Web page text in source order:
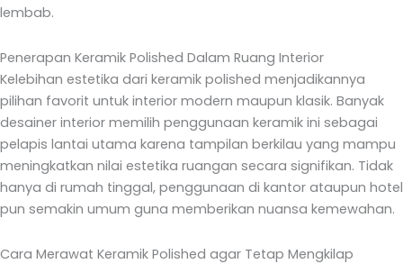
lembab.
Penerapan Keramik Polished Dalam Ruang Interior
Kelebihan estetika dari keramik polished menjadikannya
pilihan favorit untuk interior modern maupun klasik. Banyak
desainer interior memilih penggunaan keramik ini sebagai
pelapis lantai utama karena tampilan berkilau yang mampu
meningkatkan nilai estetika ruangan secara signifikan. Tidak
hanya di rumah tinggal, penggunaan di kantor ataupun hotel
pun semakin umum guna memberikan nuansa kemewahan.
Cara Merawat Keramik Polished agar Tetap Mengkilap